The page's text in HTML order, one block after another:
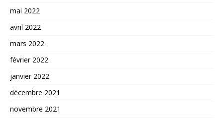
mai 2022
avril 2022
mars 2022
février 2022
janvier 2022
décembre 2021
novembre 2021